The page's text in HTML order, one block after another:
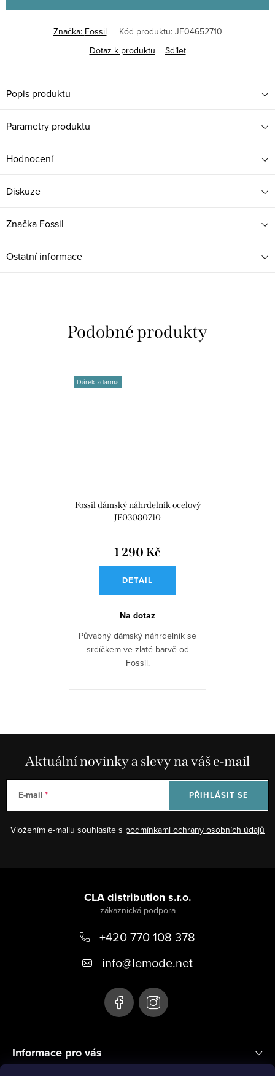
Značka: Fossil Kód produktu: JF04652710
Dotaz k produktu
Sdílet
Popis produktu
Parametry produktu
Hodnocení
Diskuze
Značka Fossil
Ostatní informace
Dárek zdarma
Fossil dámský náhrdelník ocelový
JF03080710
1 290 Kč
DETAIL
Na dotaz
Půvabný dámský náhrdelník se
srdíčkem ve zlaté barvě od
Fossil.
Aktuální novinky a slevy na váš e-mail
E-mail
Vložením e-mailu souhlasíte s podmínkami ochrany osobních údajů
PŘIHLÁSIT SE
Informace pro vás
CLA distribution s.r.o.
+420 770 108 378
info@lemode.net